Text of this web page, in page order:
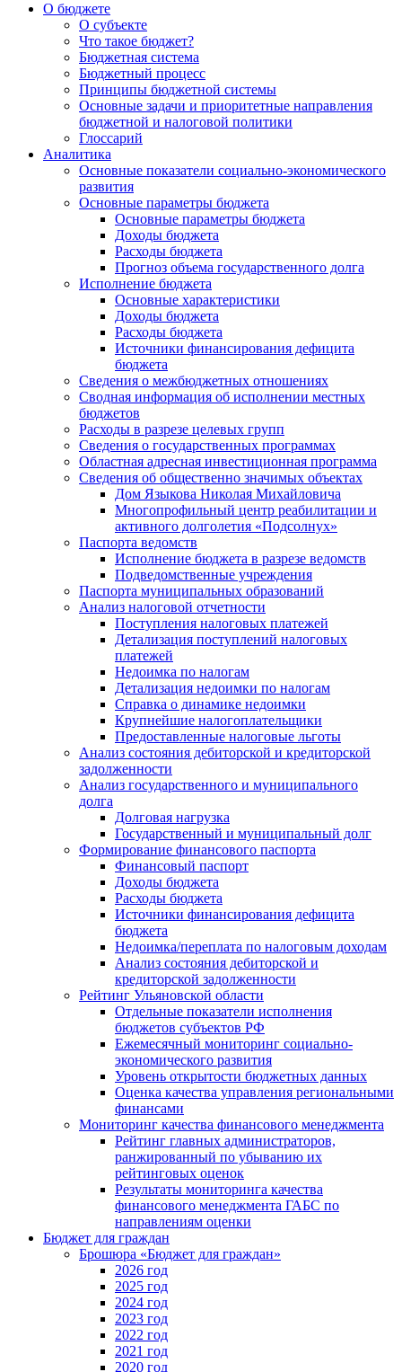
О бюджете
О субъекте
Что такое бюджет?
Бюджетная система
Бюджетный процесс
Принципы бюджетной системы
Основные задачи и приоритетные направления
бюджетной и налоговой политики
Глоссарий
Аналитика
Основные показатели социально-экономического
развития
Основные параметры бюджета
Основные параметры бюджета
Доходы бюджета
Расходы бюджета
Прогноз объема государственного долга
Исполнение бюджета
Основные характеристики
Доходы бюджета
Расходы бюджета
Источники финансирования дефицита
бюджета
Сведения о межбюджетных отношениях
Сводная информация об исполнении местных
бюджетов
Расходы в разрезе целевых групп
Сведения о государственных программах
Областная адресная инвестиционная программа
Сведения об общественно значимых объектах
Дом Языкова Николая Михайловича
Многопрофильный центр реабилитации и
активного долголетия «Подсолнух»
Паспорта ведомств
Исполнение бюджета в разрезе ведомств
Подведомственные учреждения
Паспорта муниципальных образований
Анализ налоговой отчетности
Поступления налоговых платежей
Детализация поступлений налоговых
платежей
Недоимка по налогам
Детализация недоимки по налогам
Справка о динамике недоимки
Крупнейшие налогоплательщики
Предоставленные налоговые льготы
Анализ состояния дебиторской и кредиторской
задолженности
Анализ государственного и муниципального
долга
Долговая нагрузка
Государственный и муниципальный долг
Формирование финансового паспорта
Финансовый паспорт
Доходы бюджета
Расходы бюджета
Источники финансирования дефицита
бюджета
Недоимка/переплата по налоговым доходам
Анализ состояния дебиторской и
кредиторской задолженности
Рейтинг Ульяновской области
Отдельные показатели исполнения
бюджетов субъектов РФ
Ежемесячный мониторинг социально-
экономического развития
Уровень открытости бюджетных данных
Оценка качества управления региональными
финансами
Мониторинг качества финансового менеджмента
Рейтинг главных администраторов,
ранжированный по убыванию их
рейтинговых оценок
Результаты мониторинга качества
финансового менеджмента ГАБС по
направлениям оценки
Бюджет для граждан
Брошюра «Бюджет для граждан»
2026 год
2025 год
2024 год
2023 год
2022 год
2021 год
2020 год